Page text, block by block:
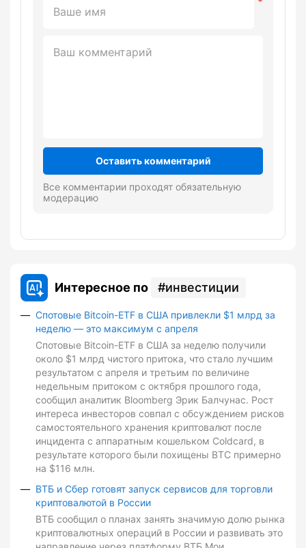
Оставить комментарий
Все комментарии проходят обязательную
модерацию
Интересное по инвестиции
Спотовые Bitcoin-ETF в США привлекли $1 млрд за
неделю — это максимум с апреля
Спотовые Bitcoin-ETF в США за неделю получили
около $1 млрд чистого притока, что стало лучшим
результатом с апреля и третьим по величине
недельным притоком с октября прошлого года,
сообщил аналитик Bloomberg Эрик Балчунас. Рост
интереса инвесторов совпал с обсуждением рисков
самостоятельного хранения криптовалют после
инцидента с аппаратным кошельком Coldcard, в
результате которого были похищены BTC примерно
на $116 млн.
ВТБ и Сбер готовят запуск сервисов для торговли
криптовалютой в России
ВТБ сообщил о планах занять значимую долю рынка
криптовалютных операций в России и развивать это